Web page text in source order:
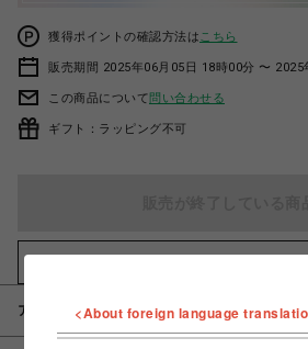
獲得ポイントの確認方法は こちら
販売期間 2025年06月05日 18時00分 〜 2025
この商品について問い合わせる
ギフト：ラッピング不可
アイテム説明 / 素材
<About foreign language